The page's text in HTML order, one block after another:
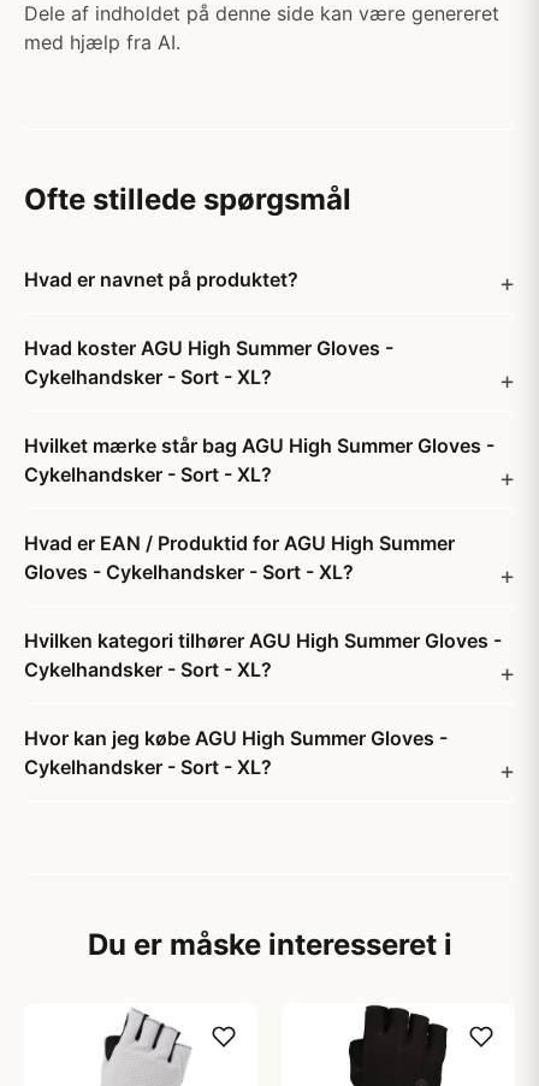
Dele af indholdet på denne side kan være genereret
med hjælp fra AI.
Ofte stillede spørgsmål
Hvad er navnet på produktet?
Hvad koster AGU High Summer Gloves -
Cykelhandsker - Sort - XL?
Hvilket mærke står bag AGU High Summer Gloves -
Cykelhandsker - Sort - XL?
Hvad er EAN / Produktid for AGU High Summer
Gloves - Cykelhandsker - Sort - XL?
Hvilken kategori tilhører AGU High Summer Gloves -
Cykelhandsker - Sort - XL?
Hvor kan jeg købe AGU High Summer Gloves -
Cykelhandsker - Sort - XL?
Du er måske interesseret i